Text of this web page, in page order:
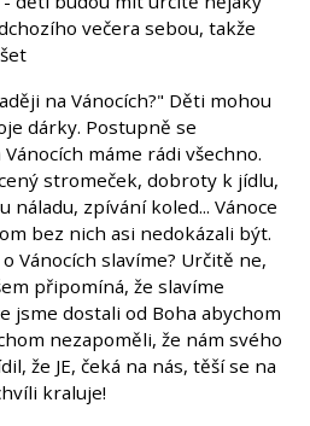
večera sebou, takže
na Vánocích?" Děti mohou
dárky. Postupně se
máme rádi všechno.
stromeček, dobroty k jídlu,
náladu, zpívání koled... Vánoce
bez nich asi nedokázali být.
Vánocích slavíme? Určitě ne,
připomíná, že slavíme
jsme dostali od Boha abychom
nezapoměli, že nám svého
že JE, čeká na nás, těší se na
kraluje!